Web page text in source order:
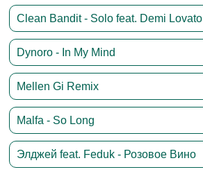
Clean Bandit - Solo feat. Demi Lovato
Dynoro - In My Mind
Mellen Gi Remix
Malfa - So Long
Элджей feat. Feduk - Розовое Вино